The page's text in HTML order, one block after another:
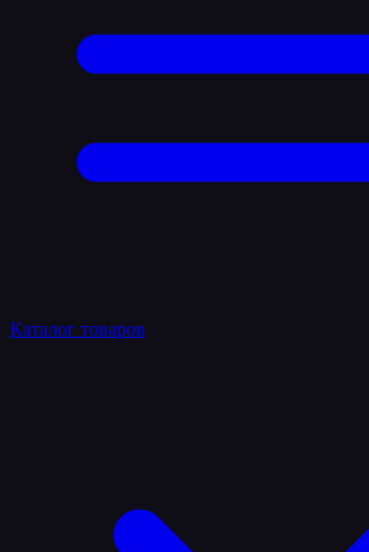
Каталог товаров